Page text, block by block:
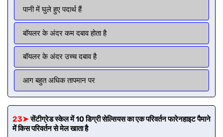
पानी में घुले हुए पदार्थ हैं
बॉयलर के अंदर कम दबाव होता है
बॉयलर के अंदर उच्च दबाव है
आग बहुत अधिक तापमान पर
23➤सेंटीग्रेड स्केल में 10 डिग्री सेल्सियस का एक परिवर्तन फारेनहाइट पैमाने
में किस परिवर्तन से मेल खाता है